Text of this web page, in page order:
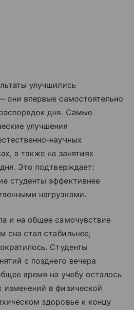
улучшились
они впервые самостоятельно
дня. Самые
улучшения
а также на занятиях
Это подтверждает:
студенты эффективнее
нагрузками.
и на общее самочувствие
сна стал стабильнее,
Студенты
с позднего вечера
время на учебу осталось
в физической
здоровье к концу